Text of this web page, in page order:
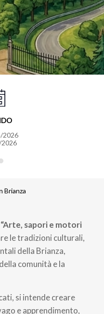
2026
Brianza
“Arte, sapori e motori
le tradizioni culturali,
della Brianza,
comunità e la
si intende creare
e apprendimento,